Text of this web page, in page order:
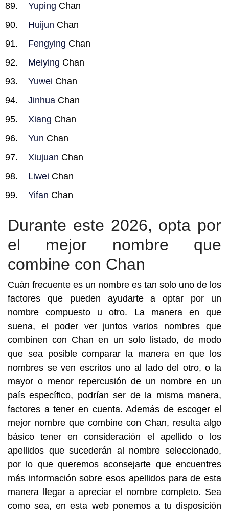
Yuping Chan
Huijun Chan
Fengying Chan
Meiying Chan
Yuwei Chan
Jinhua Chan
Xiang Chan
Yun Chan
Xiujuan Chan
Liwei Chan
Yifan Chan
Durante este 2026, opta por
el mejor nombre que
combine con Chan
Cuán frecuente es un nombre es tan solo uno de los
factores que pueden ayudarte a optar por un
nombre compuesto u otro. La manera en que
suena, el poder ver juntos varios nombres que
combinen con Chan en un solo listado, de modo
que sea posible comparar la manera en que los
nombres se ven escritos uno al lado del otro, o la
mayor o menor repercusión de un nombre en un
país específico, podrían ser de la misma manera,
factores a tener en cuenta. Además de escoger el
mejor nombre que combine con Chan, resulta algo
básico tener en consideración el apellido o los
apellidos que sucederán al nombre seleccionado,
por lo que queremos aconsejarte que encuentres
más información sobre esos apellidos para de esta
manera llegar a apreciar el nombre completo. Sea
como sea, en esta web ponemos a tu disposición